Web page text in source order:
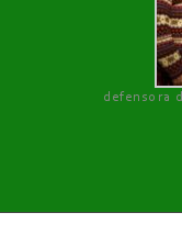
defensora